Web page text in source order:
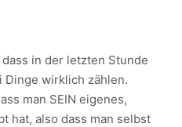
in der letzten Stunde
Dinge wirklich zählen.
man SEIN eigenes,
hat, also dass man selbst